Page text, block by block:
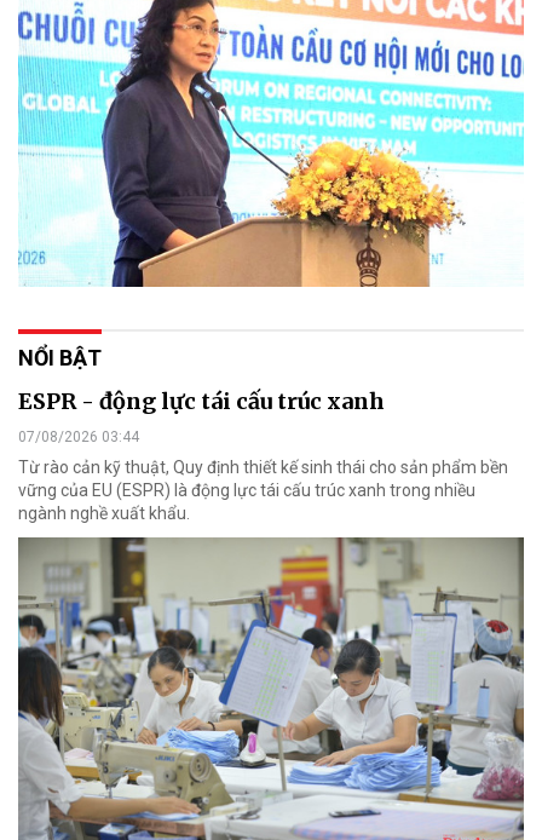
NỔI BẬT
ESPR - động lực tái cấu trúc xanh
07/08/2026 03:44
Từ rào cản kỹ thuật, Quy định thiết kế sinh thái cho sản phẩm bền
vững của EU (ESPR) là động lực tái cấu trúc xanh trong nhiều
ngành nghề xuất khẩu.